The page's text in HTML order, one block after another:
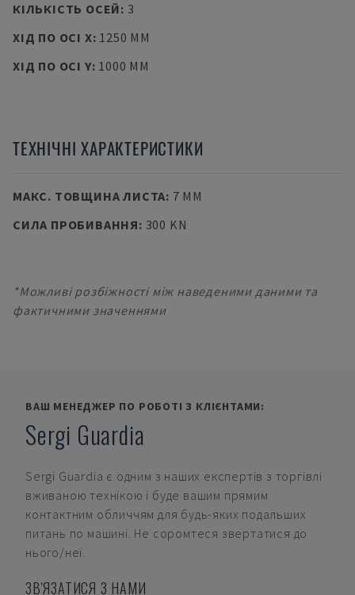
КІЛЬКІСТЬ ОСЕЙ: 3
ХІД ПО ОСІ X: 1250 MM
ХІД ПО ОСІ Y: 1000 MM
ТЕХНІЧНІ ХАРАКТЕРИСТИКИ
МАКС. ТОВЩИНА ЛИСТА: 7 MM
СИЛА ПРОБИВАННЯ: 300 KN
*Можливі розбіжності між наведеними даними та
фактичними значеннями
ВАШ МЕНЕДЖЕР ПО РОБОТІ З КЛІЄНТАМИ:
Sergi Guardia
Sergi Guardia є одним з наших експертів з торгівлі
вживаною технікою і буде вашим прямим
контактним обличчям для будь-яких подальших
питань по машині. Не соромтеся звертатися до
нього/неї.
ЗВ'ЯЗАТИСЯ З НАМИ